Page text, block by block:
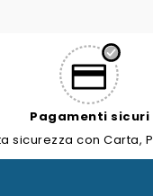
Pagamenti sicuri
sicurezza con Carta,